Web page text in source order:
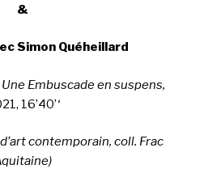
&
Simon Quéheillard
Une Embuscade en suspens,
16’40’‘
contemporain, coll. Frac